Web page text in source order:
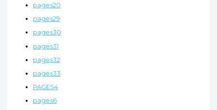
pages20
pages29
pages30
pages31
pages32
pages33
PAGES4
pages6